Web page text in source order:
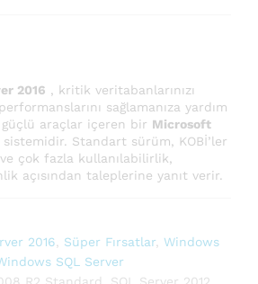
2016 , kritik veritabanlarınızı
sağlamanıza yardım
güçlü araçlar içeren bir Microsoft
sistemidir. Standart sürüm, KOBİ’ler
çok fazla kullanılabilirlik,
açısından taleplerine yanıt verir.
2016 Süper Fırsatlar
Windows
SQL Server
R2 Standard
SQL Server 2012